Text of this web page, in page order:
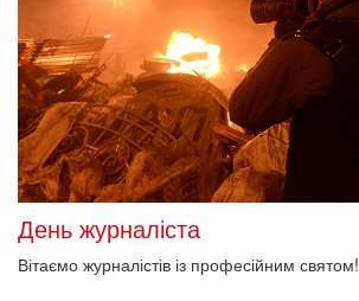
День журналіста
Вітаємо журналістів із професійним святом!